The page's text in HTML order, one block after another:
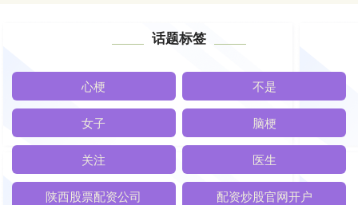
话题标签
心梗 不是
女子 脑梗
关注 医生
陕西股票配资公司 配资炒股官网开户